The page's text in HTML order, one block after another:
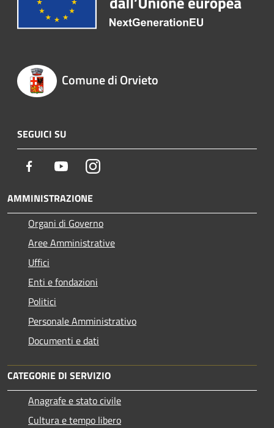
Comune di Orvieto
SEGUICI SU
Facebook YoutubeInstagram
AMMINISTRAZIONE
Organi di Governo
Aree Amministrative
Uffici
Enti e fondazioni
Politici
Personale Amministrativo
Documenti e dati
CATEGORIE DI SERVIZIO
Anagrafe e stato civile
Cultura e tempo libero